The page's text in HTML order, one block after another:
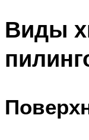
Виды